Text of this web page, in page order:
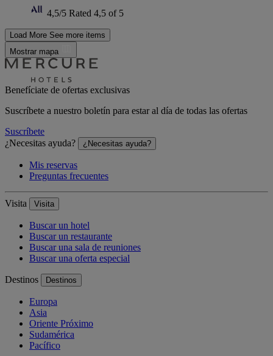
4,5/5 Rated 4,5 of 5
Load More See more items
Mostrar mapa
Benefíciate de ofertas exclusivas
Suscríbete a nuestro boletín para estar al día de todas las ofertas
Suscríbete
¿Necesitas ayuda?
¿Necesitas ayuda?
Mis reservas
Preguntas frecuentes
Visita Visita
Buscar un hotel
Buscar un restaurante
Buscar una sala de reuniones
Buscar una oferta especial
Destinos Destinos
Europa
Asia
Oriente Próximo
Sudamérica
Pacífico